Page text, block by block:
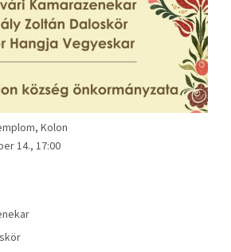
Kolon
14., 17:00